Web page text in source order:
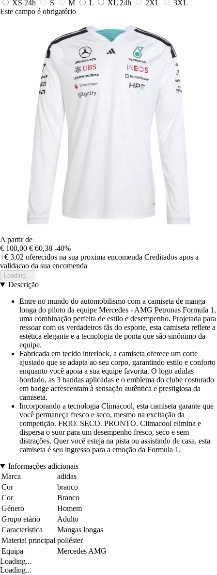
XS 24h S M L XL 24h 2XL
3XL
Este campo é obrigatório
A partir de
€ 100,00 € 60,38 -40%
+€ 3,02 oferecidos na sua proxima encomenda Creditados apos a
validacao da sua encomenda
Loading...
Descrição
Entre no mundo do automobilismo com a camiseta de manga
longa do piloto da equipe Mercedes - AMG Petronas Formula 1,
uma combinação perfeita de estilo e desempenho. Projetada para
ressoar com os verdadeiros fãs do esporte, esta camiseta reflete a
estética elegante e a tecnologia de ponta que são sinônimo da
equipe.
Fabricada em tecido interlock, a camiseta oferece um corte
ajustado que se adapta ao seu corpo, garantindo estilo e conforto
enquanto você apoia a sua equipe favorita. O logo adidas
bordado, as 3 bandas aplicadas e o emblema do clube costurado
em badge acrescentam à sensação autêntica e prestigiosa da
camiseta.
Incorporando a tecnologia Climacool, esta camiseta garante que
você permaneça fresco e seco, mesmo na excitação da
competição. FRIO. SECO. PRONTO. Climacool elimina e
dispersa o suor para um desempenho fresco, seco e sem
distrações. Quer você esteja na pista ou assistindo de casa, esta
camiseta é seu ingresso para a emoção da Formula 1.
Informações adicionais
Marca
adidas
Cor
branco
Cor
Branco
Género
Homem
Grupo etário
Adulto
Característica
Mangas longas
Material principal poliéster
Equipa
Mercedes AMG
Loading...
Loading...